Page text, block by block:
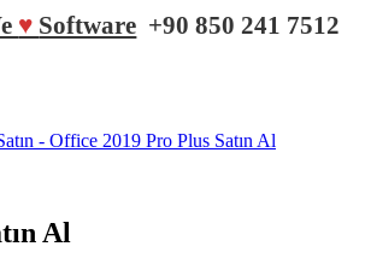
♥ Software +90 850 241 7512
Al